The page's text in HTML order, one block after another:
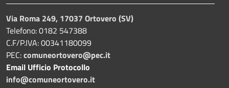
Via Roma 249, 17037 Ortovero (SV)
Telefono: 0182 547388
C.F/P.IVA: 00341180099
PEC:comuneortovero@pec.it
Email Ufficio Protocollo
info@comuneortovero.it